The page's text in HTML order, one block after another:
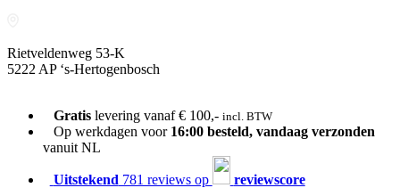
Rietveldenweg 53-K
5222 AP ‘s-Hertogenbosch
Gratislevering vanaf € 100,- incl. BTW
Op werkdagen voor 16:00 besteld, vandaag verzonden
vanuit NL
Uitstekend 781 reviews op reviewscore